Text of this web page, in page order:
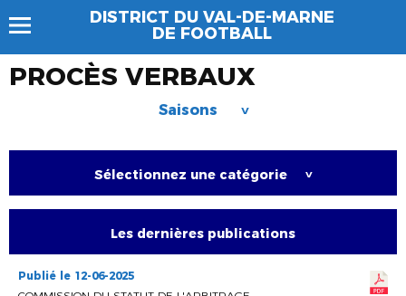
DISTRICT DU VAL-DE-MARNE
DE FOOTBALL
PROCÈS VERBAUX
Saisons >
Sélectionnez une catégorie >
Les dernières publications
Publié le 12-06-2025